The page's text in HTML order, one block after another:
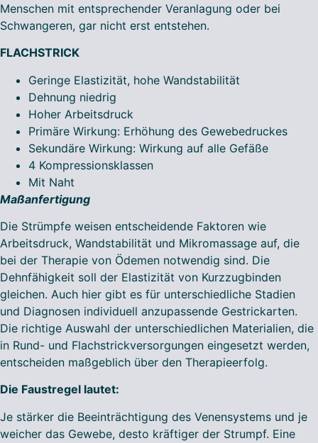
Menschen mit entsprechender Veranlagung oder bei
Schwangeren, gar nicht erst entstehen.
FLACHSTRICK
Geringe Elastizität, hohe Wandstabilität
Dehnung niedrig
Hoher Arbeitsdruck
Primäre Wirkung: Erhöhung des Gewebedruckes
Sekundäre Wirkung: Wirkung auf alle Gefäße
4 Kompressionsklassen
Mit Naht
Maßanfertigung
Die Strümpfe weisen entscheidende Faktoren wie
Arbeitsdruck, Wandstabilität und Mikromassage auf, die
bei der Therapie von Ödemen notwendig sind. Die
Dehnfähigkeit soll der Elastizität von Kurzzugbinden
gleichen. Auch hier gibt es für unterschiedliche Stadien
und Diagnosen individuell anzupassende Gestrickarten.
Die richtige Auswahl der unterschiedlichen Materialien, die
in Rund- und Flachstrickversorgungen eingesetzt werden,
entscheiden maßgeblich über den Therapieerfolg.
Die Faustregel lautet:
Je stärker die Beeinträchtigung des Venensystems und je
weicher das Gewebe, desto kräftiger der Strumpf. Eine